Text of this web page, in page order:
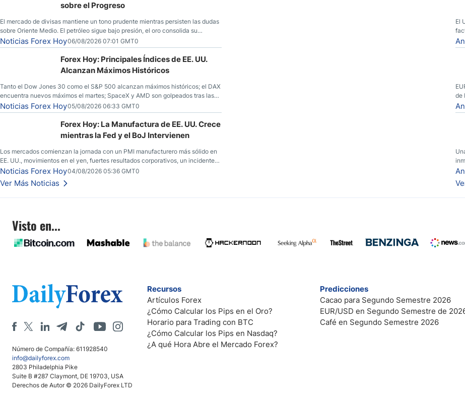
sobre el Progreso
El mercado de divisas mantiene un tono prudente mientras persisten las dudas
sobre Oriente Medio. El petróleo sigue bajo presión, el oro consolida su
fortaleza y los operadores esperan nuevas referencias económicas desde
Estados Unidos.
Noticias Forex Hoy06/08/2026 07:01 GMT0
Forex Hoy: Principales Índices de EE. UU.
Alcanzan Máximos Históricos
Tanto el Dow Jones 30 como el S&P 500 alcanzan máximos históricos; el DAX
encuentra nuevos máximos el martes; SpaceX y AMD son golpeados tras las
llamadas de ganancias; el petróleo crudo cae por debajo de los $80 con
nuevas esperanzas; el dólar estadounidense continúa intentando estabilizarse
frente al yen; el peso mexicano ve un repunte a medida que las tasas caen en
Noticias Forex Hoy05/08/2026 06:33 GMT0
Forex Hoy: La Manufactura de EE. UU. Crece
mientras la Fed y el BoJ Intervienen
Los mercados comienzan la jornada con un PMI manufacturero más sólido en
EE. UU., movimientos en el yen, fuertes resultados corporativos, un incidente
de seguridad en Bitcoin y nuevas señales desde el mercado del petróleo.
Noticias Forex Hoy04/08/2026 05:36 GMT0
Ver Más Noticias
El
ha
de
Visto en...
Número de Compañía: 611928540
info@dailyforex.com
2803 Philadelphia Pike
Suite B #287 Claymont, DE 19703, USA
Derechos de Autor © 2026 DailyForex LTD
Recursos
Artículos Forex
¿Cómo Calcular los Pips en el Oro?
Horario para Trading con BTC
¿Cómo Calcular los Pips en Nasdaq?
¿A qué Hora Abre el Mercado Forex?
Predicciones
Cacao para Segundo Semestre 2026
EUR/USD en Segundo Semestre de
Café en Segundo Semestre 2026